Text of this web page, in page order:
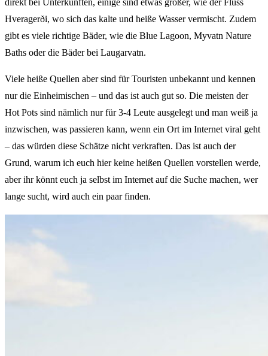
direkt bei Unterkünften, einige sind etwas größer, wie der Fluss
Hveragerði, wo sich das kalte und heiße Wasser vermischt. Zudem
gibt es viele richtige Bäder, wie die Blue Lagoon, Myvatn Nature
Baths oder die Bäder bei Laugarvatn.
Viele heiße Quellen aber sind für Touristen unbekannt und kennen
nur die Einheimischen – und das ist auch gut so. Die meisten der
Hot Pots sind nämlich nur für 3-4 Leute ausgelegt und man weiß ja
inzwischen, was passieren kann, wenn ein Ort im Internet viral geht
– das würden diese Schätze nicht verkraften. Das ist auch der
Grund, warum ich euch hier keine heißen Quellen vorstellen werde,
aber ihr könnt euch ja selbst im Internet auf die Suche machen, wer
lange sucht, wird auch ein paar finden.